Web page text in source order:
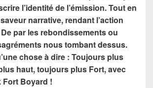
l’identité de l’émission. Tout en
narrative, rendant l’action
par les rebondissements ou
nous tombant dessus.
chose à dire : Toujours plus
haut, toujours plus Fort, avec
Fort Boyard !